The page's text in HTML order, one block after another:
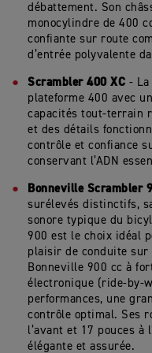
débattement. Son
monocylindre de 400
confiante sur route
d’entrée polyvalente
Scrambler 400 XC - La
plateforme 400 avec
capacités tout-terrain
et des détails
contrôle et confiance
conservant l’ADN
Bonneville Scrambler
surélevés distinctifs,
sonore typique du
900 est le choix idéal
plaisir de conduite sur
Bonneville 900 cc à
électronique (ride-by-
performances, une
contrôle optimal. Ses
l’avant et 17 pouces à
élégante et assurée.